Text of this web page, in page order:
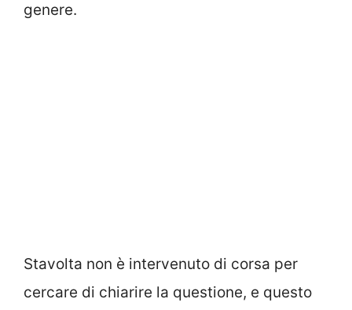
genere.
Stavolta non è intervenuto di corsa per
cercare di chiarire la questione, e questo